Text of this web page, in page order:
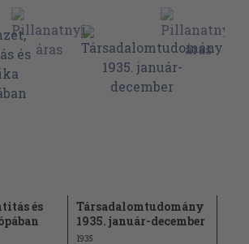
és
Társadalomtudomány
1935. január-december
1935